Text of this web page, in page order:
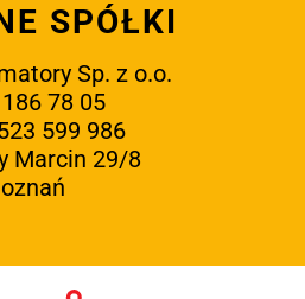
SPÓŁKI
Sp. z o.o.
78 05
599 986
Marcin 29/8